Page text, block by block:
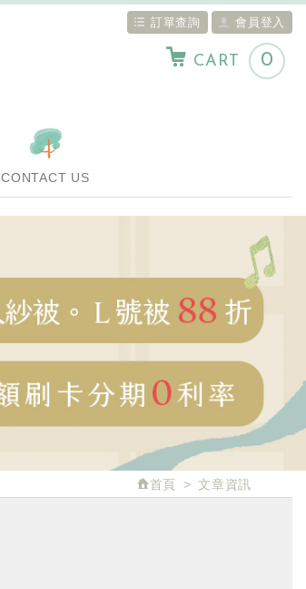
訂單查詢 會員登入
CART 0
CONTACT US
首頁 文章資訊